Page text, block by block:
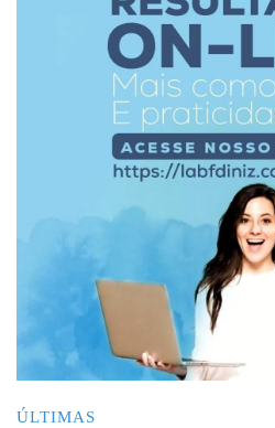
ÚLTIMAS